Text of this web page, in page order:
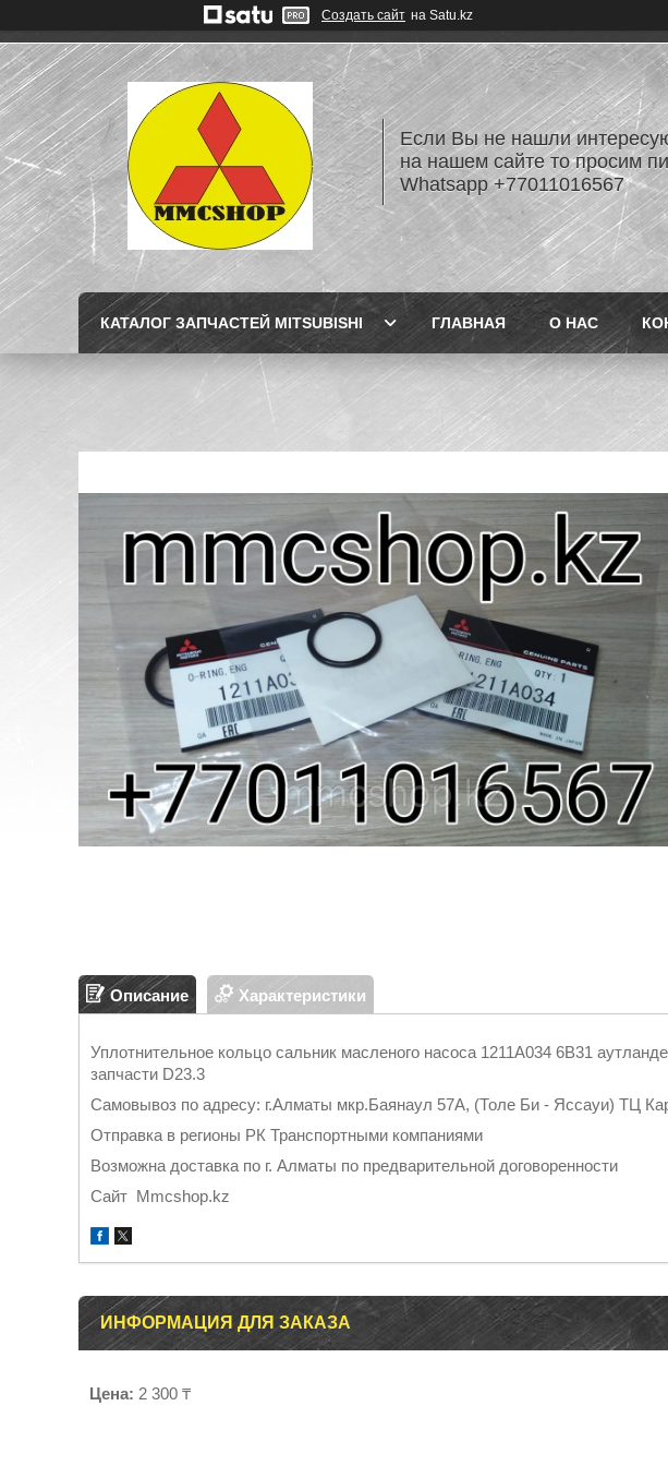
Создать сайт на Satu.kz
Если Вы не нашли
на нашем сайте то просим
Whatsapp +77011016567
КАТАЛОГ ЗАПЧАСТЕЙ MITSUBISHI ГЛАВНАЯ О НАС
Описание Характеристики
Уплотнительное кольцо сальник масленого насоса 1211A034 6B31
запчасти D23.3
Самовывоз по адресу: г.Алматы мкр.Баянаул 57А, (Толе Би - Яссауи) ТЦ
Отправка в регионы РК Транспортными
Возможна доставка по г. Алматы по предварительной договоренности
Cайт Mmcshop.kz
ИНФОРМАЦИЯ ДЛЯ ЗАКАЗА
Цена: 2 300 ₸